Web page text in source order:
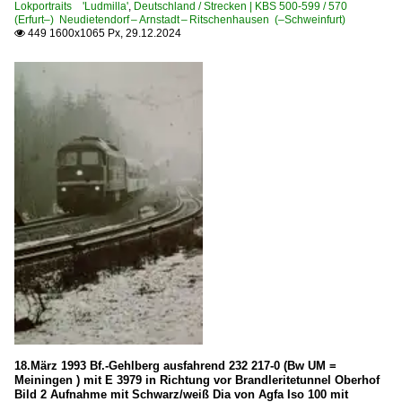
1 261 BR 261 · BR 260 ·Gravita 10 BB·
Dieselloks | bis 100 km/h | 98 80
3 294 BR 294 funkferngesteuerte BR 290
3 294 BR 294.5 remotorisiert ·MaK V 90·
3 345 · 3 346 BR 345 · BR 346 DR 105 · DR 106 DR V 60
3 362 BR 362 remotorisierte DB 260
3 363 BR 363 ·DB V 60· remot. DB 261
Dieseltriebzüge | 95 80
0 610 BR 610 'Pendolino'
0 628 BR 628 · 928 · BR 629
0 642 BR 642 ·Desiro·
0 648 BR 648 ·Coradia Lint 41·
Lokportraits 'Ludmilla', Deutschland / Strecken | KBS 500-599 / 570
(Erfurt–) Neudietendorf – Arnstadt – Ritschenhausen (–Schweinfurt)
 449 1600x1065 Px, 29.12.2024
18.März 1993 Bf.-Gehlberg ausfahrend 232 217-0 (Bw UM =
Meiningen ) mit E 3979 in Richtung vor Brandleritetunnel Oberhof
Bild 2 Aufnahme mit Schwarz/weiß Dia von Agfa Iso 100 mit